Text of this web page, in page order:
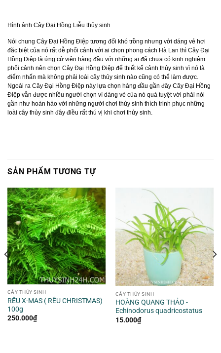
Hình ảnh Cây Đại Hồng Liễu thủy sinh
Nói chung Cây Đại Hồng Điệp tương đối khó trồng nhưng với dáng vẻ hơi
đăc biệt của nó rất dễ phối cảnh với ai chọn phong cách Hà Lan thì Cây Đại
Hồng Điệp là ứng cử viên hàng đầu với những ai đã chưa có kinh nghiệm
phối cảnh nên chọn Cây Đại Hồng Điệp để thiết kế cảnh thủy sinh vì nó là
điểm nhấn mà không phải loài cây thủy sinh nào cũng có thể làm được.
Ngoài ra Cây Đại Hồng Điệp này lựa chọn hàng đầu gần đây Cây Đại Hồng
Điệp vẫn được nhiều người chọn vì dáng vẻ của nó quá tuyệt vời phải nói
gần như hoàn hảo với những người chơi thủy sinh thích trinh phục những
loài cây thủy sinh đây điều rất thú vị khi chơi thủy sinh.
SẢN PHẨM TƯƠNG TỰ
CÂY THỦY SINH
RÊU X-MAS ( RÊU CHRISTMAS)
100g
250.000₫
CÂY THỦY SINH
HOÀNG QUANG THẢO -
Echinodorus quadricostatus
15.000₫